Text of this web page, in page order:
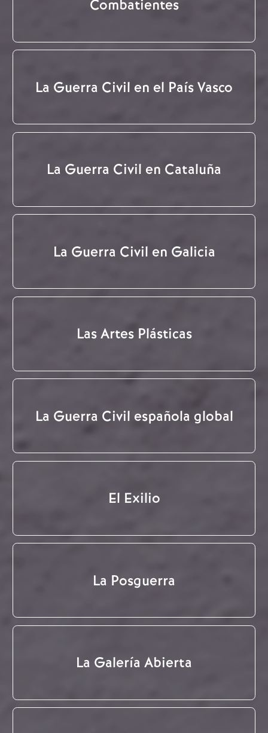
Combatientes
La Guerra Civil en el País Vasco
La Guerra Civil en Cataluña
La Guerra Civil en Galicia
Las Artes Plásticas
La Guerra Civil española global
El Exilio
La Posguerra
La Galería Abierta